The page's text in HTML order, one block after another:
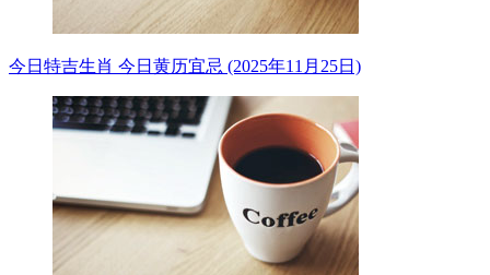
今日特吉生肖 今日黄历宜忌 (2025年11月25日)